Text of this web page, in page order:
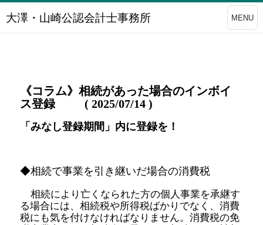
大澤・山崎公認会計士事務所 MENU
《コラム》相続があった場合のインボイ
ス登録 ( 2025/07/14 )
「みなし登録期間」内に登録を！
◆相続で事業を引き継いだ場合の消費税
相続により亡くなられた方の個人事業を承継す
る場合には、相続税や所得税ばかりでなく、消費
税にも気を付けなければなりません。消費税の免